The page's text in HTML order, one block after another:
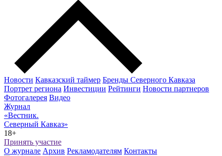
Новости Кавказский таймер Бренды Северного Кавказа
Портрет региона Инвестиции Рейтинги Новости партнеров
Фотогалерея Видео
Журнал
«Вестник.
Северный Кавказ»
18+
Принять участие
О журнале Архив Рекламодателям Контакты